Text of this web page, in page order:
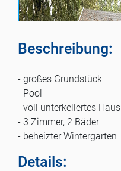
Beschreibung:
- großes Grundstück
- Pool
- voll unterkellertes Haus
- 3 Zimmer, 2 Bäder
- beheizter Wintergarten
Details: